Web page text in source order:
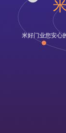
米好门业您安心